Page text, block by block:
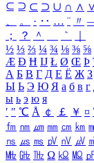
⊆ ⊇ ⊂ ⊃ ∪ ∩ ∧ ∨
、
。 · ‥ … ¨ 〃
；
？ ＾ ｀
½ ⅓ ⅔ ¼ ¾ ⅛ ⅜ ⅝
Æ Ð Ħ Ĳ Ł Ø Œ Þ
А Б В Г Д Е Ё Ж З
Ы Ь Э Ю Я а б в г
ы ь э ю я
′ ″ ℃ Å ￠ ￡ ￥ ¤
㎙ ㎚ ㎛ ㎜ ㎝ ㎞
㎱ ㎲ ㎳ ㎴ ㎵ ㎶
㎒ ㎓ ㎔ Ω ㏀ ㏁